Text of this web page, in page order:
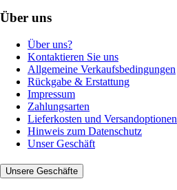
Über uns
Über uns?
Kontaktieren Sie uns
Allgemeine Verkaufsbedingungen
Rückgabe & Erstattung
Impressum
Zahlungsarten
Lieferkosten und Versandoptionen
Hinweis zum Datenschutz
Unser Geschäft
Unsere Geschäfte